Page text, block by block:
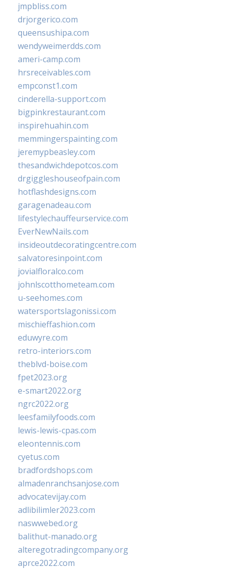
jmpbliss.com
drjorgerico.com
queensushipa.com
wendyweimerdds.com
ameri-camp.com
hrsreceivables.com
empconst1.com
cinderella-support.com
bigpinkrestaurant.com
inspirehuahin.com
memmingerspainting.com
jeremypbeasley.com
thesandwichdepotcos.com
drgiggleshouseofpain.com
hotflashdesigns.com
garagenadeau.com
lifestylechauffeurservice.com
EverNewNails.com
insideoutdecoratingcentre.com
salvatoresinpoint.com
jovialfloralco.com
johnlscotthometeam.com
u-seehomes.com
watersportslagonissi.com
mischieffashion.com
eduwyre.com
retro-interiors.com
theblvd-boise.com
fpet2023.org
e-smart2022.org
ngrc2022.org
leesfamilyfoods.com
lewis-lewis-cpas.com
eleontennis.com
cyetus.com
bradfordshops.com
almadenranchsanjose.com
advocatevijay.com
adlibilimler2023.com
naswwebed.org
balithut-manado.org
alteregotradingcompany.org
aprce2022.com